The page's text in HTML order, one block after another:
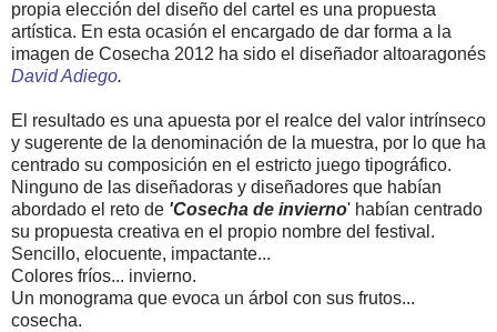
propia elección del diseño del cartel es una propuesta
artística. En esta ocasión el encargado de dar forma a la
imagen de Cosecha 2012 ha sido el diseñador altoaragonés
David Adiego.
El resultado es una apuesta por el realce del valor intrínseco
y sugerente de la denominación de la muestra, por lo que ha
centrado su composición en el estricto juego tipográfico.
Ninguno de las diseñadoras y diseñadores que habían
abordado el reto de 'Cosecha de invierno' habían centrado
su propuesta creativa en el propio nombre del festival.
Sencillo, elocuente, impactante...
Colores fríos... invierno.
Un monograma que evoca un árbol con sus frutos...
cosecha.